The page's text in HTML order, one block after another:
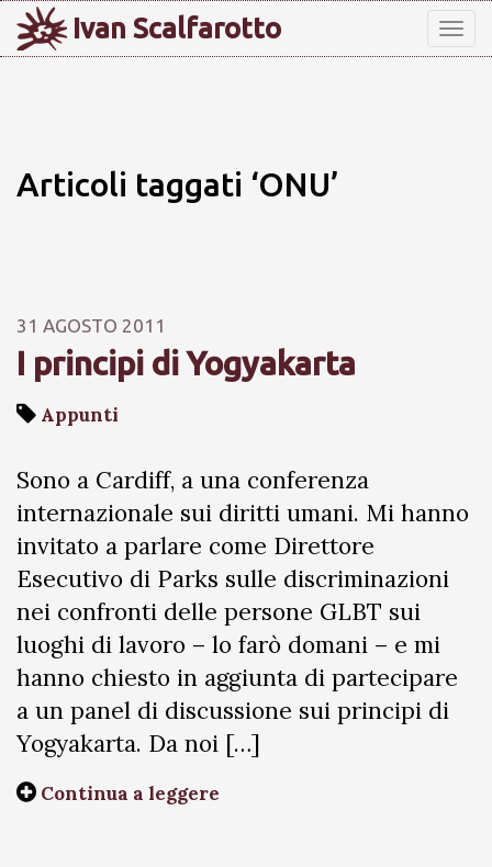
Ivan Scalfarotto
Articoli taggati ‘ONU’
31 AGOSTO 2011
I principi di Yogyakarta
Appunti
Sono a Cardiff, a una conferenza
internazionale sui diritti umani. Mi hanno
invitato a parlare come Direttore
Esecutivo di Parks sulle discriminazioni
nei confronti delle persone GLBT sui
luoghi di lavoro – lo farò domani – e mi
hanno chiesto in aggiunta di partecipare
a un panel di discussione sui principi di
Yogyakarta. Da noi […]
Continua a leggere